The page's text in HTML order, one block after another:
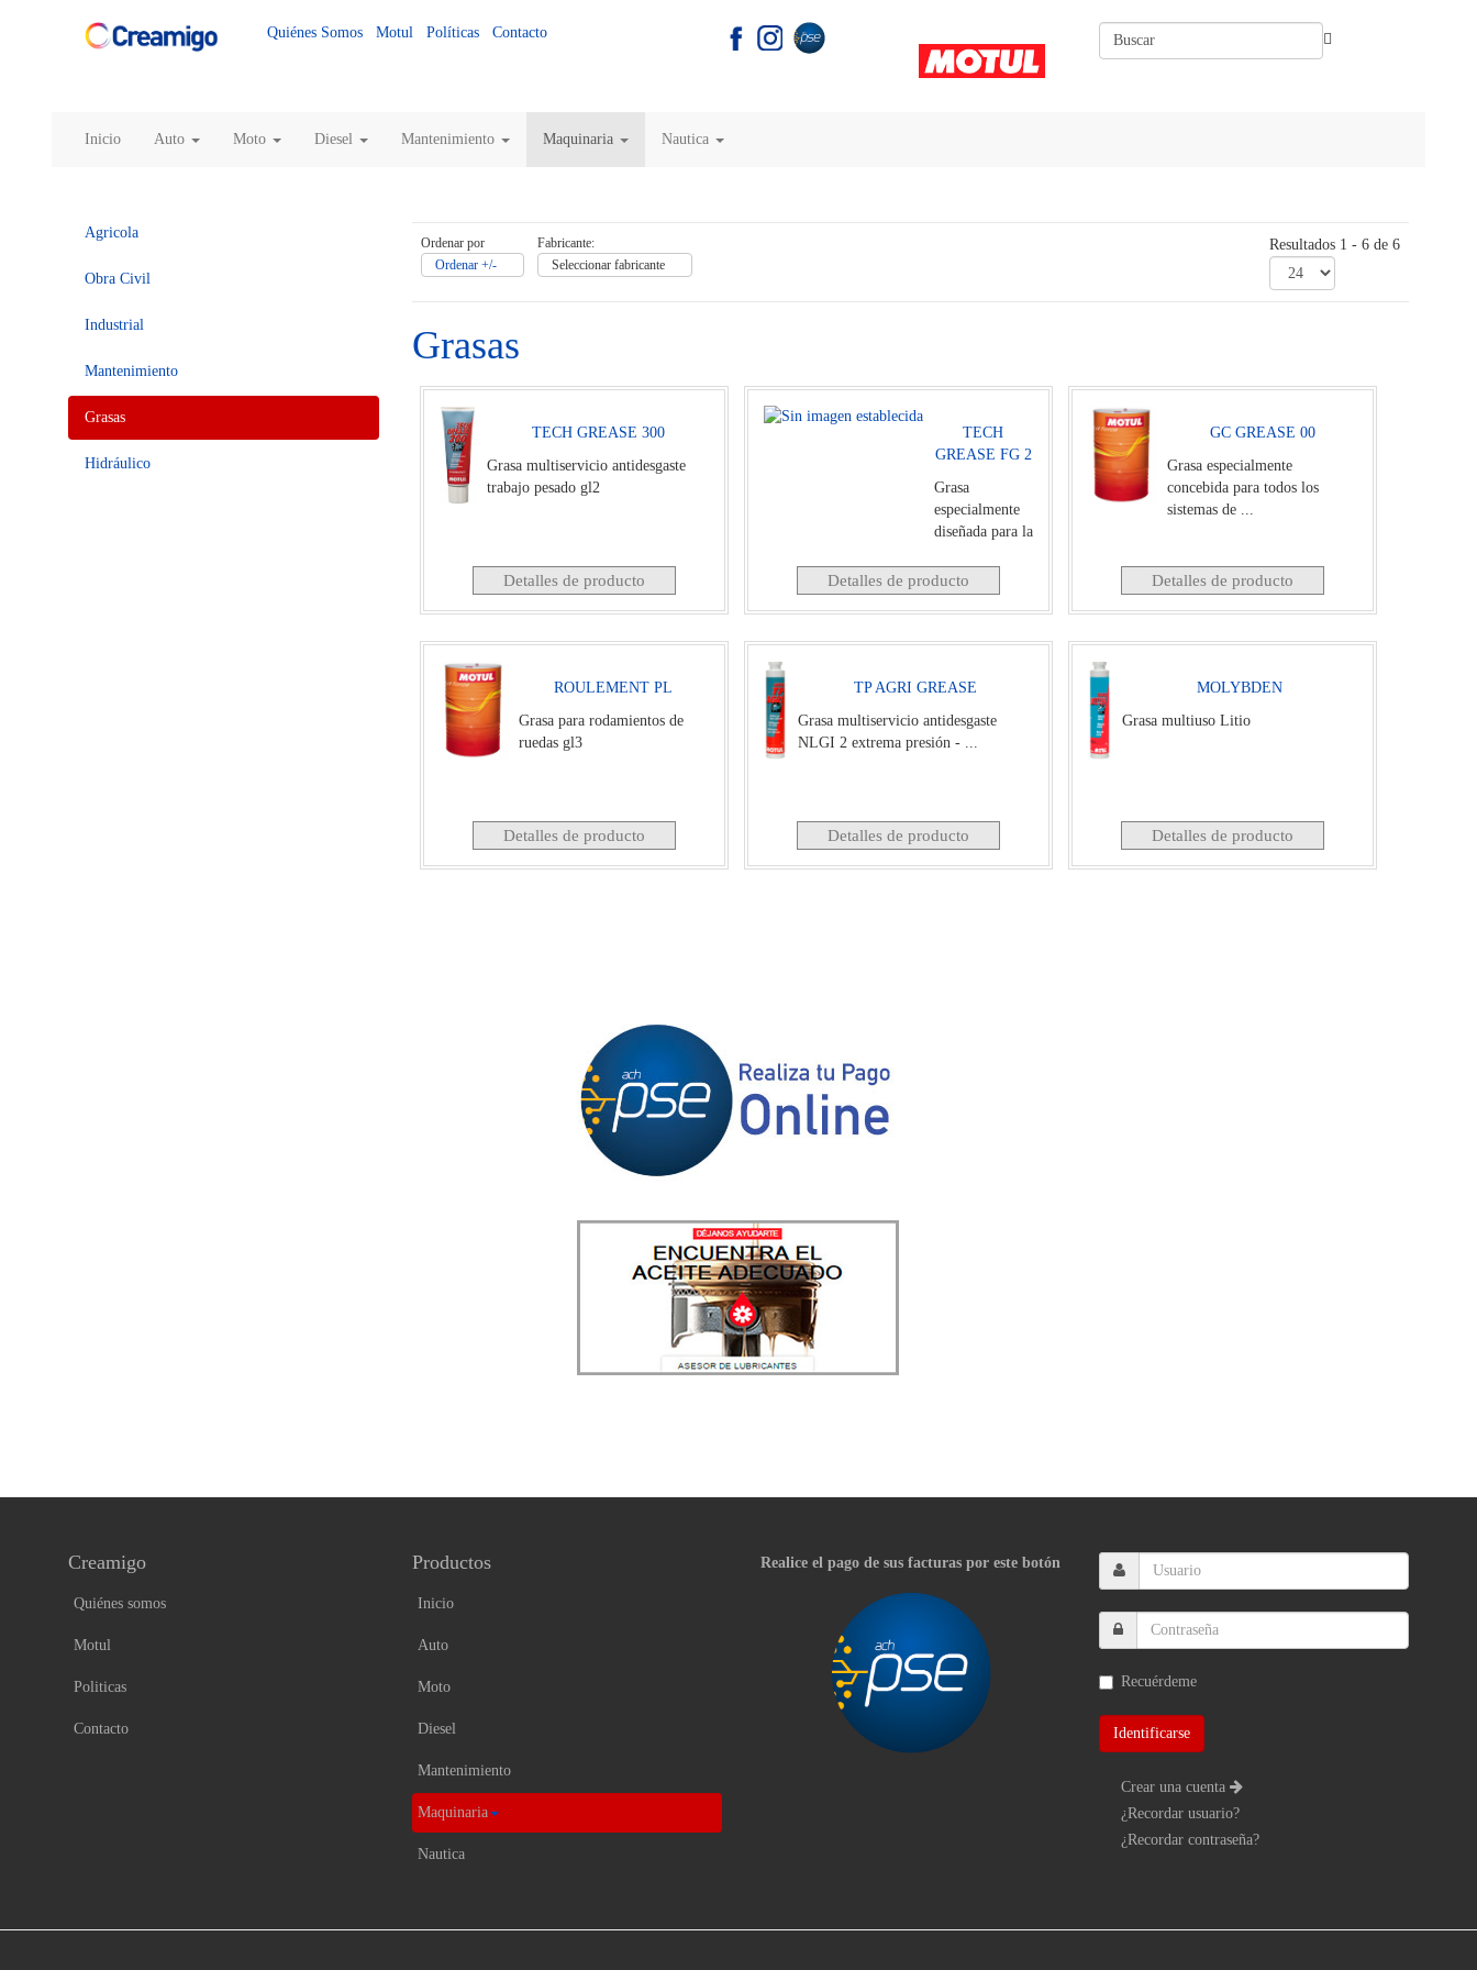
Quiénes Somos Motul Políticas Contacto
Inicio Auto Moto Diesel Mantenimiento Maquinaria Nautica
Ordenar por
Ordenar +/-
Fabricante:
Seleccionar fabricante
Resultados 1 - 6 de 6
Grasas
TECH GREASE 300
Grasa multiservicio antidesgaste
trabajo pesado gl2
Detalles de producto
TECH
GREASE FG 2
Grasa
especialmente
diseñada para la
Detalles de producto
GC GREASE 00
Grasa especialmente
concebida para todos los
sistemas de ...
Detalles de producto
ROULEMENT PL
Grasa para rodamientos de
ruedas gl3
Detalles de producto
TP AGRI GREASE
Grasa multiservicio antidesgaste
NLGI 2 extrema presión - ...
Detalles de producto
MOLYBDEN
Grasa multiuso Litio
Detalles de producto
Agricola
Obra Civil
Industrial
Mantenimiento
Grasas
Hidráulico
Creamigo
Quiénes somos
Motul
Politicas
Contacto
Productos
Inicio
Auto
Moto
Diesel
Mantenimiento
Maquinaria
Nautica
Realice el pago de sus facturas por este botón
Recuérdeme
Crear una cuenta
¿Recordar usuario?
¿Recordar contraseña?